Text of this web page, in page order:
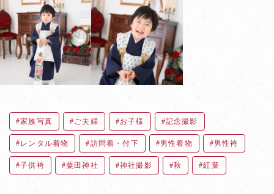
家族写真 ご夫婦 お子様 記念撮影
レンタル着物 訪問着・付下 男性着物 男性袴
子供袴 粟田神社 神社撮影 秋 紅葉